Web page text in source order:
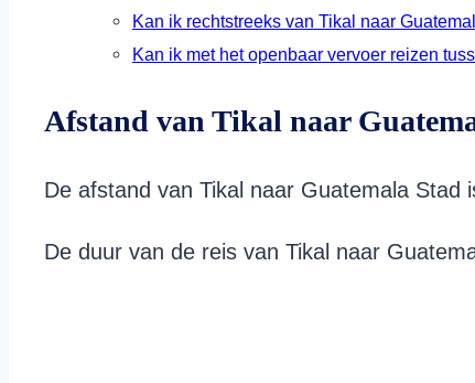
Kan ik rechtstreeks van Tikal naar
Kan ik met het openbaar vervoer reizen
Afstand van Tikal naar
De afstand van Tikal naar Guatemala
De duur van de reis van Tikal naar